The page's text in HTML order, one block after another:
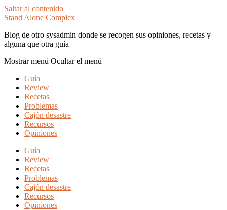
Saltar al contenido
Stand Alone Complex
Blog de otro sysadmin donde se recogen sus opiniones, recetas y
alguna que otra guía
Mostrar menú Ocultar el menú
Guía
Review
Recetas
Problemas
Cajón desastre
Recursos
Opiniones
Guía
Review
Recetas
Problemas
Cajón desastre
Recursos
Opiniones